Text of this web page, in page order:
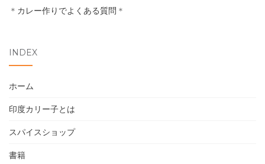
イベント
＊ カレー作りでよくある質問 ＊
INDEX
ホーム
印度カリー子とは
スパイスショップ
書籍